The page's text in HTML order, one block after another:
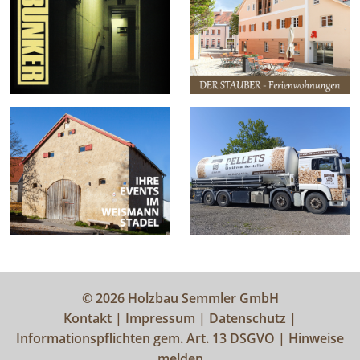
© 2026 Holzbau Semmler GmbH
Kontakt | Impressum | Datenschutz |
Informationspflichten gem. Art. 13 DSGVO | Hinweise